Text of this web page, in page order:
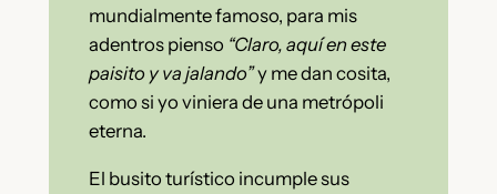
mundialmente famoso, para mis
adentros pienso “Claro, aquí en este
paisito y va jalando”y me dan cosita,
como si yo viniera de una metrópoli
eterna.
El busito turístico incumple sus